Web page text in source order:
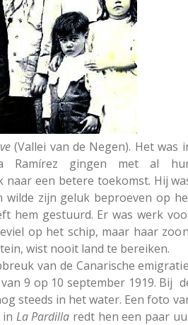
(Vallei van de Negen). Het was
Ramírez gingen met al
naar een betere toekomst. Hij
wilde zijn geluk beproeven op
hem gestuurd. Er was werk
op het schip, maar haar
wist nooit land te bereiken.
van de Canarische
van 9 op 10 september 1919. Bij
steeds in het water. Een foto
La Pardilla redt hen een paar